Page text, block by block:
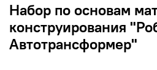
Набор по основам
конструирования
Автотрансформер"